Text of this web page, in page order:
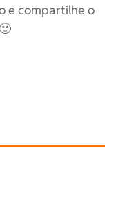
e compartilhe o